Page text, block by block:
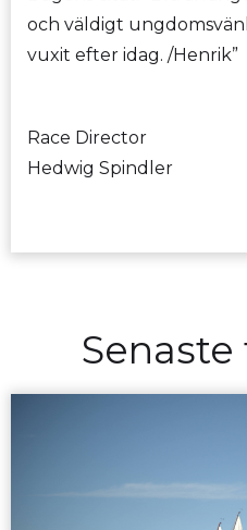
och väldigt
vuxit efter idag. /Henrik”
Race Director
Hedwig Spindler
Senaste